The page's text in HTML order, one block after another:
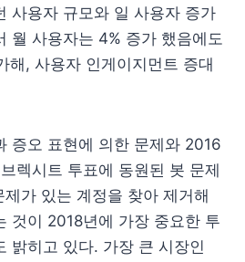
사용자 규모와 일 사용자 증가
월 사용자는 4% 증가 했음에도
해, 사용자 인게이지먼트 증대
증오 표현에 의한 문제와 2016
렉시트 투표에 동원된 봇 문제
가 있는 계정을 찾아 제거해
것이 2018년에 가장 중요한 투
밝히고 있다. 가장 큰 시장인